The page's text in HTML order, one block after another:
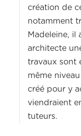
création de
notamment
Madeleine, il
architecte
travaux sont
même
créé pour y
viendraient
tuteurs.